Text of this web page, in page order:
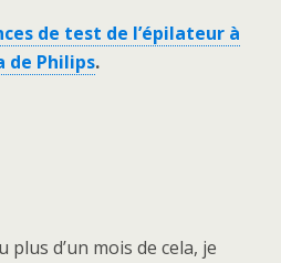
de test de l’épilateur à
de Philips.
d’un mois de cela, je